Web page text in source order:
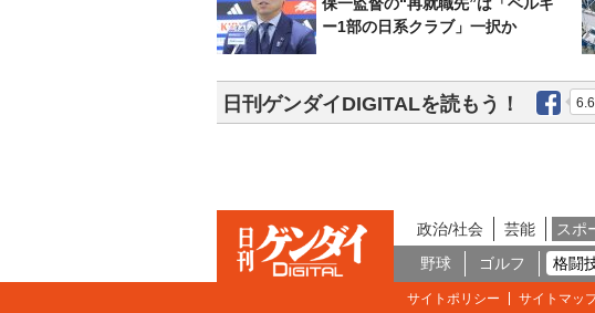
ー1部の日系クラブ」一択か
日刊ゲンダイDIGITALを読もう！
政治/社会 芸能 スポ
野球
ゴルフ 格闘
サイトポリシー サイトマッ